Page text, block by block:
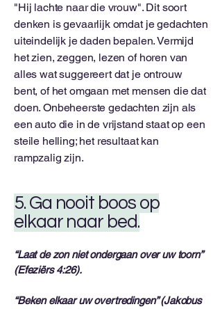
"Hij lachte naar die vrouw". Dit soort
denken is gevaarlijk omdat je gedachten
uiteindelijk je daden bepalen. Vermijd
het zien, zeggen, lezen of horen van
alles wat suggereert dat je ontrouw
bent, of het omgaan met mensen die dat
doen. Onbeheerste gedachten zijn als
een auto die in de vrijstand staat op een
steile helling; het resultaat kan
rampzalig zijn.
5. Ga nooit boos op
elkaar naar bed.
“Laat de zon niet ondergaan over uw toorn”
(Efeziërs 4:26).
“Beken elkaar uw overtredingen” (Jakobus